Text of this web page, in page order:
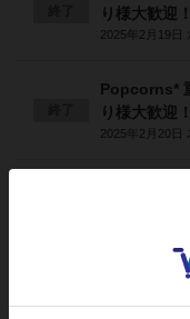
り様大歓迎
2025年2月19日
Popcorns*
り様大歓迎
2025年2月20日
り様大歓迎
2025年2月27日
終了
り様大歓迎